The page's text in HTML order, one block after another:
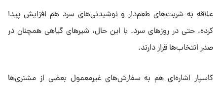
علاقه به شربت‌های طعم‌دار و نوشیدنی‌های سرد هم افزایش پیدا
کرده، حتی در روزهای سرد. با این حال، شیرهای گیاهی همچنان در
صدر انتخاب‌ها قرار دارند.
کاسپار اشاره‌ای هم به سفارش‌های غیرمعمول بعضی از مشتری‌ها